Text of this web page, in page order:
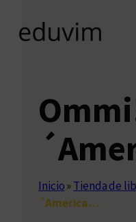
Inicio»Tienda de
´America…